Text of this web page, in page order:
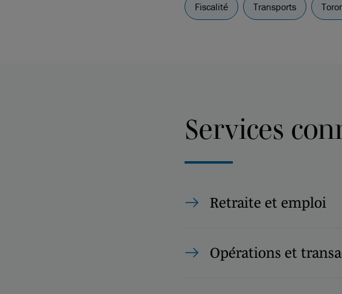
Fiscalité Transports
Services
Retraite et emploi
Opérations et